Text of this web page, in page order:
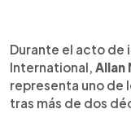
Durante el acto de
International, Allan
representa uno de
tras más de dos